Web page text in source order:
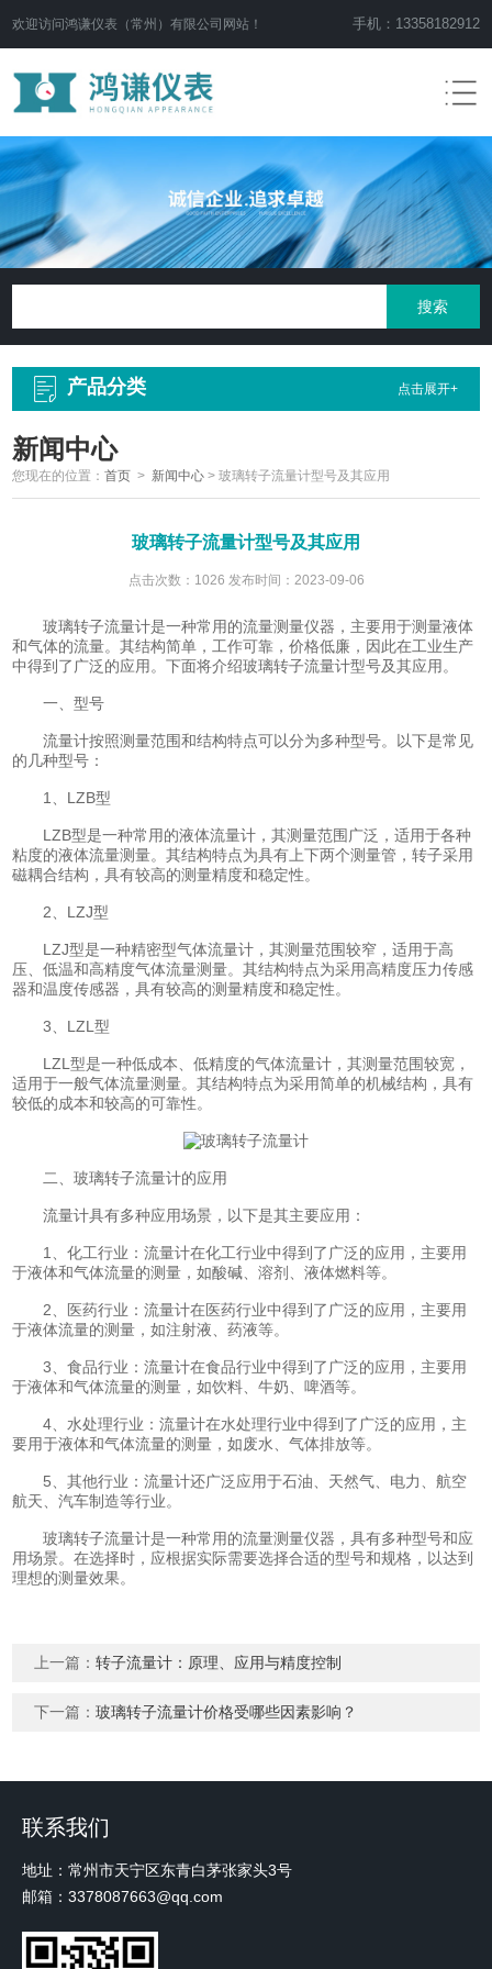
欢迎访问鸿谦仪表（常州）有限公司网站！ 手机：13358182912
产品分类 点击展开+
新闻中心
您现在的位置：首页 > 新闻中心 >玻璃转子流量计型号及其应用
玻璃转子流量计型号及其应用
点击次数：1026 发布时间：2023-09-06
玻璃转子流量计是一种常用的流量测量仪器，主要用于测量液体
和气体的流量。其结构简单，工作可靠，价格低廉，因此在工业生产
中得到了广泛的应用。下面将介绍玻璃转子流量计型号及其应用。
一、型号
流量计按照测量范围和结构特点可以分为多种型号。以下是常见
的几种型号：
1、LZB型
LZB型是一种常用的液体流量计，其测量范围广泛，适用于各种
粘度的液体流量测量。其结构特点为具有上下两个测量管，转子采用
磁耦合结构，具有较高的测量精度和稳定性。
2、LZJ型
LZJ型是一种精密型气体流量计，其测量范围较窄，适用于高
压、低温和高精度气体流量测量。其结构特点为采用高精度压力传感
器和温度传感器，具有较高的测量精度和稳定性。
3、LZL型
LZL型是一种低成本、低精度的气体流量计，其测量范围较宽，
适用于一般气体流量测量。其结构特点为采用简单的机械结构，具有
较低的成本和较高的可靠性。
二、玻璃转子流量计的应用
流量计具有多种应用场景，以下是其主要应用：
1、化工行业：流量计在化工行业中得到了广泛的应用，主要用
于液体和气体流量的测量，如酸碱、溶剂、液体燃料等。
2、医药行业：流量计在医药行业中得到了广泛的应用，主要用
于液体流量的测量，如注射液、药液等。
3、食品行业：流量计在食品行业中得到了广泛的应用，主要用
于液体和气体流量的测量，如饮料、牛奶、啤酒等。
4、水处理行业：流量计在水处理行业中得到了广泛的应用，主
要用于液体和气体流量的测量，如废水、气体排放等。
5、其他行业：流量计还广泛应用于石油、天然气、电力、航空
航天、汽车制造等行业。
玻璃转子流量计是一种常用的流量测量仪器，具有多种型号和应
用场景。在选择时，应根据实际需要选择合适的型号和规格，以达到
理想的测量效果。
上一篇：转子流量计：原理、应用与精度控制
下一篇：玻璃转子流量计价格受哪些因素影响？
联系我们
地址：常州市天宁区东青白茅张家头3号
邮箱：3378087663@qq.com